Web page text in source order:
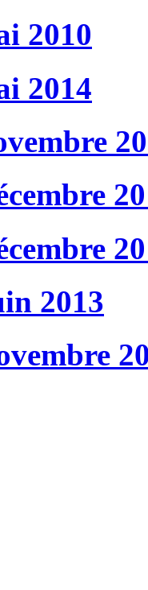
2010
2014
2013